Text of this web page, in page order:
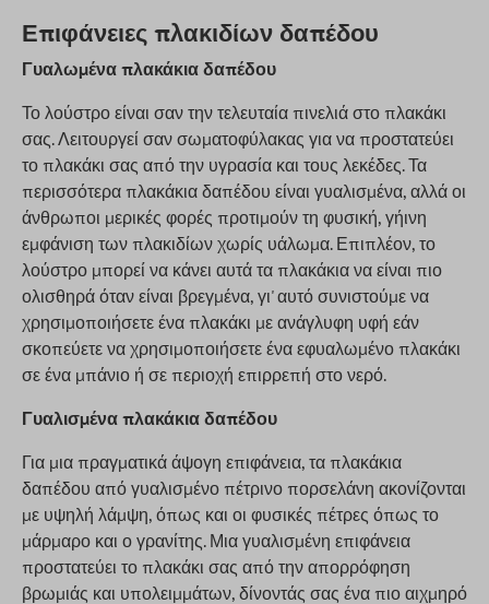
Επιφάνειες πλακιδίων δαπέδου
Γυαλωμένα πλακάκια δαπέδου
Το λούστρο είναι σαν την τελευταία πινελιά στο πλακάκι
σας. Λειτουργεί σαν σωματοφύλακας για να προστατεύει
το πλακάκι σας από την υγρασία και τους λεκέδες. Τα
περισσότερα πλακάκια δαπέδου είναι γυαλισμένα, αλλά οι
άνθρωποι μερικές φορές προτιμούν τη φυσική, γήινη
εμφάνιση των πλακιδίων χωρίς υάλωμα. Επιπλέον, το
λούστρο μπορεί να κάνει αυτά τα πλακάκια να είναι πιο
ολισθηρά όταν είναι βρεγμένα, γι' αυτό συνιστούμε να
χρησιμοποιήσετε ένα πλακάκι με ανάγλυφη υφή εάν
σκοπεύετε να χρησιμοποιήσετε ένα εφυαλωμένο πλακάκι
σε ένα μπάνιο ή σε περιοχή επιρρεπή στο νερό.
Γυαλισμένα πλακάκια δαπέδου
Για μια πραγματικά άψογη επιφάνεια, τα πλακάκια
δαπέδου από γυαλισμένο πέτρινο πορσελάνη ακονίζονται
με υψηλή λάμψη, όπως και οι φυσικές πέτρες όπως το
μάρμαρο και ο γρανίτης. Μια γυαλισμένη επιφάνεια
προστατεύει το πλακάκι σας από την απορρόφηση
βρωμιάς και υπολειμμάτων, δίνοντάς σας ένα πιο αιχμηρό